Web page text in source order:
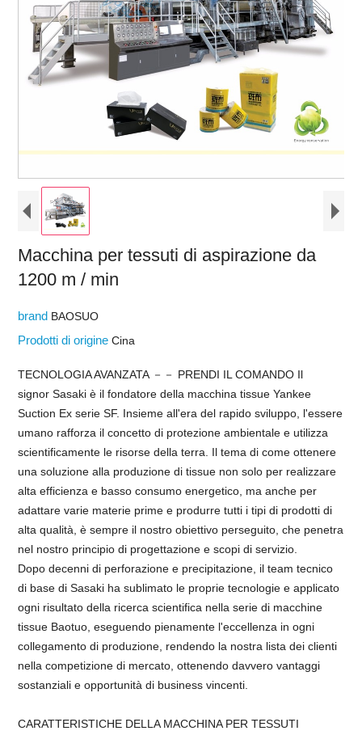
Macchina per tessuti di aspirazione da
1200 m / min
brand BAOSUO
Prodotti di origineCina
TECNOLOGIA AVANZATA －－ PRENDI IL COMANDO Il
signor Sasaki è il fondatore della macchina tissue Yankee
Suction Ex serie SF. Insieme all'era del rapido sviluppo, l'essere
umano rafforza il concetto di protezione ambientale e utilizza
scientificamente le risorse della terra. Il tema di come ottenere
una soluzione alla produzione di tissue non solo per realizzare
alta efficienza e basso consumo energetico, ma anche per
adattare varie materie prime e produrre tutti i tipi di prodotti di
alta qualità, è sempre il nostro obiettivo perseguito, che penetra
nel nostro principio di progettazione e scopi di servizio.
Dopo decenni di perforazione e precipitazione, il team tecnico
di base di Sasaki ha sublimato le proprie tecnologie e applicato
ogni risultato della ricerca scientifica nella serie di macchine
tissue Baotuo, eseguendo pienamente l'eccellenza in ogni
collegamento di produzione, rendendo la nostra lista dei clienti
nella competizione di mercato, ottenendo davvero vantaggi
sostanziali e opportunità di business vincenti.
CARATTERISTICHE DELLA MACCHINA PER TESSUTI